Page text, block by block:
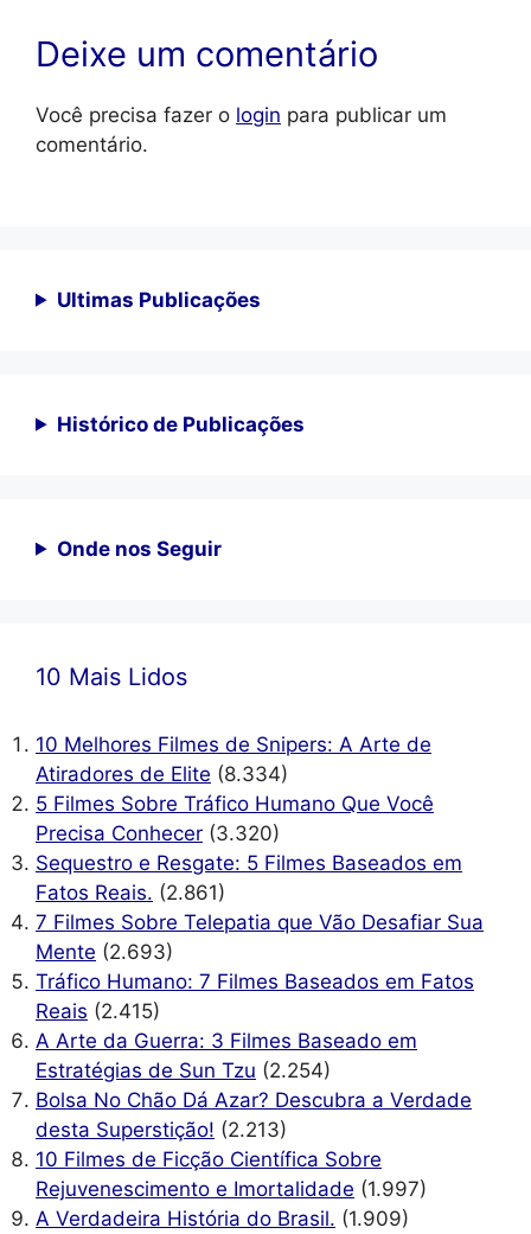
Deixe um comentário
Você precisa fazer o login para publicar um
comentário.
Ultimas Publicações
Histórico de Publicações
Onde nos Seguir
10 Mais Lidos
10 Melhores Filmes de Snipers: A Arte de
Atiradores de Elite (8.334)
5 Filmes Sobre Tráfico Humano Que Você
Precisa Conhecer (3.320)
Sequestro e Resgate: 5 Filmes Baseados em
Fatos Reais. (2.861)
7 Filmes Sobre Telepatia que Vão Desafiar Sua
Mente (2.693)
Tráfico Humano: 7 Filmes Baseados em Fatos
Reais (2.415)
A Arte da Guerra: 3 Filmes Baseado em
Estratégias de Sun Tzu (2.254)
Bolsa No Chão Dá Azar? Descubra a Verdade
desta Superstição! (2.213)
10 Filmes de Ficção Científica Sobre
Rejuvenescimento e Imortalidade (1.997)
A Verdadeira História do Brasil. (1.909)